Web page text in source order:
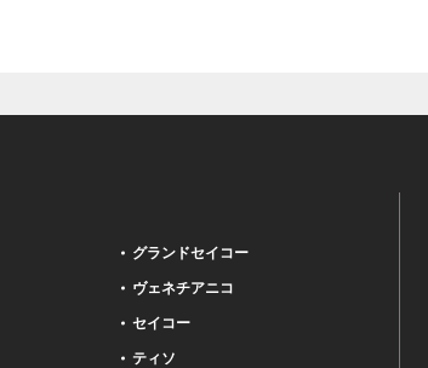
グランドセイコー
ヴェネチアニコ
セイコー
ティソ